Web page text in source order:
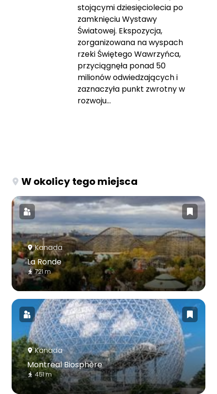
stojącymi dziesięciolecia po
zamknięciu Wystawy
Światowej. Ekspozycja,
zorganizowana na wyspach
rzeki Świętego Wawrzyńca,
przyciągnęła ponad 50
milionów odwiedzających i
zaznaczyła punkt zwrotny w
rozwoju...
W okolicy tego miejsca
Kanada
La Ronde
721 m
Kanada
Montreal Biosphère
451 m